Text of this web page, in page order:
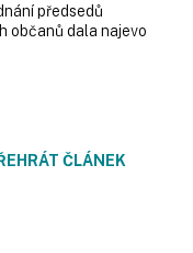
předsedů
občanů dala najevo
ČLÁNEK